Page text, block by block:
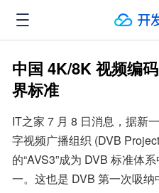
中国 4K/8K 视频编
界标准
IT之家 7 月 8 日消息，据新
字视频广播组织 (DVB
的“AVS3”成为 DVB 标准体
一。这也是 DVB 第一次吸纳